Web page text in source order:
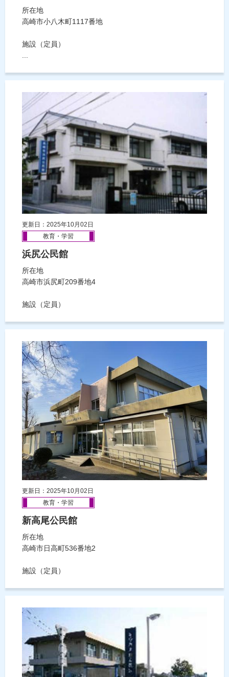
所在地
高崎市小八木町1117番地
施設（定員）
更新日：2025年10月02日
教育・学習
浜尻公民館
所在地
高崎市浜尻町209番地4
施設（定員）
更新日：2025年10月02日
教育・学習
新高尾公民館
所在地
高崎市日高町536番地2
施設（定員）